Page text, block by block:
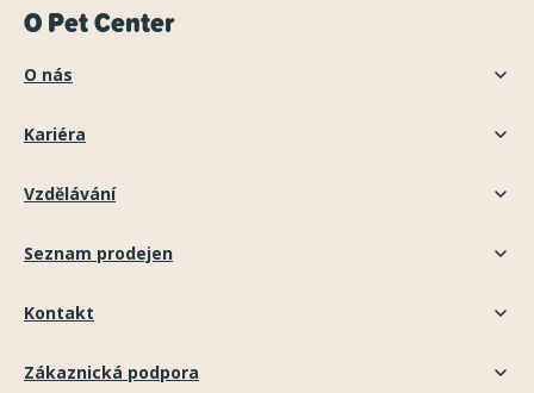
O Pet Center
O nás
Kariéra
Vzdělávání
Seznam prodejen
Kontakt
Zákaznická podpora